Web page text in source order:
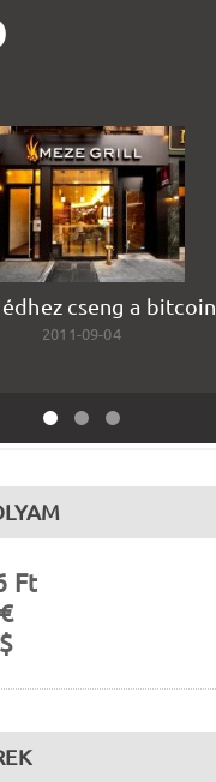
cseng a bitcoin
2011-09-04
Ft